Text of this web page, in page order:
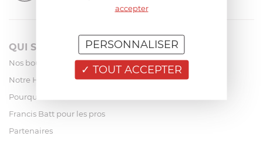
QUI SOMMES-NOUS?
Nos boutiques
Notre Histoire
Pourquoi acheter chez Francis Batt ?
Francis Batt pour les pros
Partenaires
accepter
TOUT ACCEPTER
PERSONNALISER